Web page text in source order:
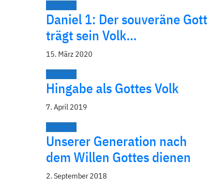
Predigten
Daniel 1: Der souveräne Gott
trägt sein Volk…
15. März 2020
Predigten
Hingabe als Gottes Volk
7. April 2019
Predigten
Unserer Generation nach
dem Willen Gottes dienen
2. September 2018